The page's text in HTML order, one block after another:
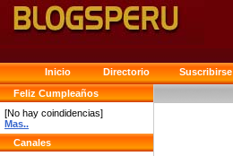
Inicio Directorio Suscribirse
Feliz Cumpleaños
[No hay coindidencias]
Mas..
Canales